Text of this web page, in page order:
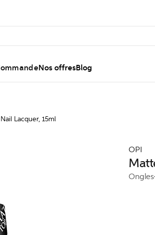
Nos offresBlog
Lacquer, 15ml
OPI
Ongles